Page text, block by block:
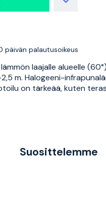
päivän palautusoikeus
laajalle alueelle
m. Halogeeni-
on tärkeää, kuten
Suosittelemme